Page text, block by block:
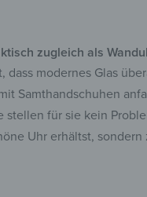
zugleich als
dass modernes Glas
Samthandschuhen
stellen für sie kein
Uhr erhältst,